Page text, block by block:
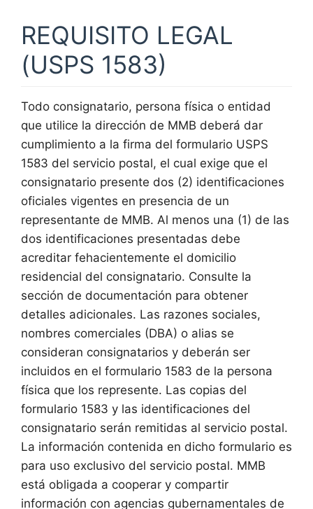
REQUISITO LEGAL
(USPS 1583)
Todo consignatario, persona física o entidad
que utilice la dirección de MMB deberá dar
cumplimiento a la firma del formulario USPS
1583 del servicio postal, el cual exige que el
consignatario presente dos (2) identificaciones
oficiales vigentes en presencia de un
representante de MMB. Al menos una (1) de las
dos identificaciones presentadas debe
acreditar fehacientemente el domicilio
residencial del consignatario. Consulte la
sección de documentación para obtener
detalles adicionales. Las razones sociales,
nombres comerciales (DBA) o alias se
consideran consignatarios y deberán ser
incluidos en el formulario 1583 de la persona
física que los represente. Las copias del
formulario 1583 y las identificaciones del
consignatario serán remitidas al servicio postal.
La información contenida en dicho formulario es
para uso exclusivo del servicio postal. MMB
está obligada a cooperar y compartir
información con agencias gubernamentales de